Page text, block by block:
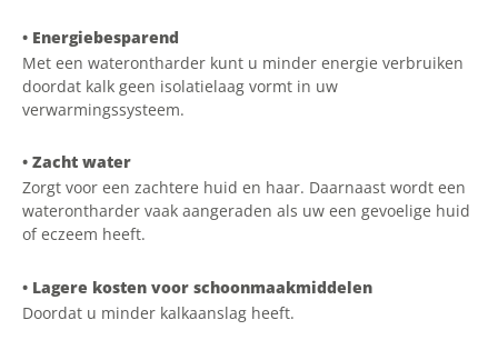
• Energiebesparend
Met een waterontharder kunt u minder energie verbruiken
doordat kalk geen isolatielaag vormt in uw
verwarmingssysteem.
• Zacht water
Zorgt voor een zachtere huid en haar. Daarnaast wordt een
waterontharder vaak aangeraden als uw een gevoelige huid
of eczeem heeft.
• Lagere kosten voor schoonmaakmiddelen
Doordat u minder kalkaanslag heeft.